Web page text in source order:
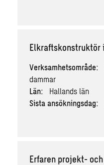
Elkraftskonstruktör
Verksamhetsområde:
dammar
Län:
Hallands län
Sista ansökningsdag:
Erfaren projekt-